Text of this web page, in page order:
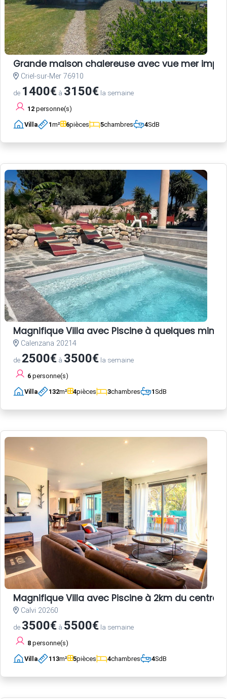
Grande maison chalereuse avec vue mer
Criel-sur-Mer 76910
de 1400€ à 3150€ la semaine
12 personne(s)
Villa 1m² 6pièces 5chambres 4SdB
Magnifique Villa avec Piscine à quelques
Calenzana 20214
de 2500€ à 3500€ la semaine
6 personne(s)
Villa 132m² 4pièces 3chambres 1SdB
Magnifique Villa avec Piscine à 2km du centre-
Calvi 20260
de 3500€ à 5500€ la semaine
8 personne(s)
Villa 113m² 5pièces 4chambres 4SdB